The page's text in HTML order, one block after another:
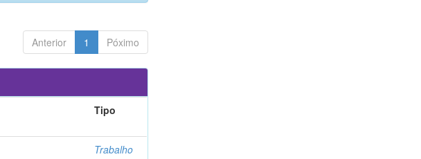
Anterior 1 Póximo
Tipo
Trabalho